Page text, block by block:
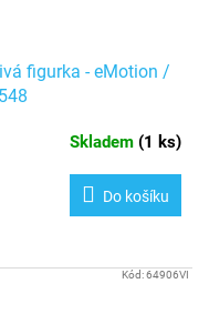
figurka - eMotion /
Skladem (1 ks)
Do košíku
Kód:64906VI